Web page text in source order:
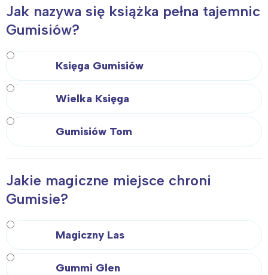
Jak nazywa się książka pełna tajemnic
Gumisiów?
Księga Gumisiów
Wielka Księga
Gumisiów Tom
Jakie magiczne miejsce chroni
Gumisie?
Magiczny Las
Gummi Glen